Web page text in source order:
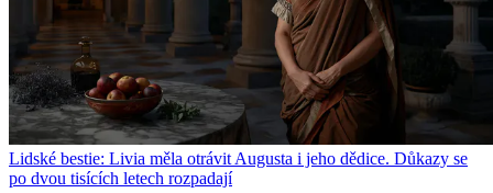
Lidské bestie: Livia měla otrávit Augusta i jeho dědice. Důkazy se
po dvou tisících letech rozpadají